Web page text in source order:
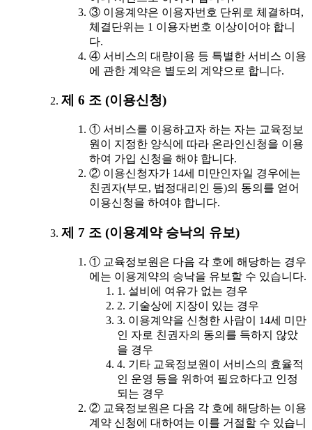
③ 이용계약은 이용자번호 단위로 체결하며,
체결단위는 1 이용자번호 이상이어야 합니
다.
④ 서비스의 대량이용 등 특별한 서비스 이용
에 관한 계약은 별도의 계약으로 합니다.
제 6 조 (이용신청)
① 서비스를 이용하고자 하는 자는 교육정보
원이 지정한 양식에 따라 온라인신청을 이용
하여 가입 신청을 해야 합니다.
② 이용신청자가 14세 미만인자일 경우에는
친권자(부모, 법정대리인 등)의 동의를 얻어
이용신청을 하여야 합니다.
제 7 조 (이용계약 승낙의 유보)
① 교육정보원은 다음 각 호에 해당하는 경우
에는 이용계약의 승낙을 유보할 수 있습니다.
1. 설비에 여유가 없는 경우
2. 기술상에 지장이 있는 경우
3. 이용계약을 신청한 사람이 14세 미만
인 자로 친권자의 동의를 득하지 않았
을 경우
4. 기타 교육정보원이 서비스의 효율적
인 운영 등을 위하여 필요하다고 인정
되는 경우
② 교육정보원은 다음 각 호에 해당하는 이용
계약 신청에 대하여는 이를 거절할 수 있습니